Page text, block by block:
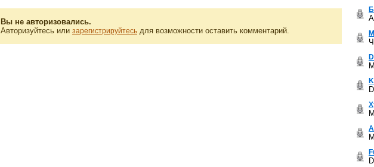
Вы не авторизовались.
Авторизуйтесь или зарегистрируйтесь для возможности оставить комментарий.